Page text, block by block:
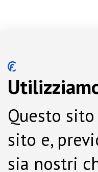
Questo
sito e,
sia nostri